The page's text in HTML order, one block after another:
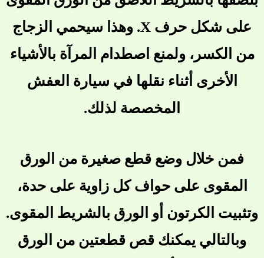
على شكل حرف X. وهذا سيحمي الزجاج
من الكسر، ولمنع اصطدام المرآة بالأشياء
الأخرى أثناء نقلها في سيارة العفش
المخصصة لذلك.
فمن خلال وضع قطع صغيرة من الورق
المقوى على حواف كل زاوية على حدة،
وتثبيت الكرتون أو الورق بالشريط المقوى.
وبالتالي يمكنك قص قطعتين من الورق